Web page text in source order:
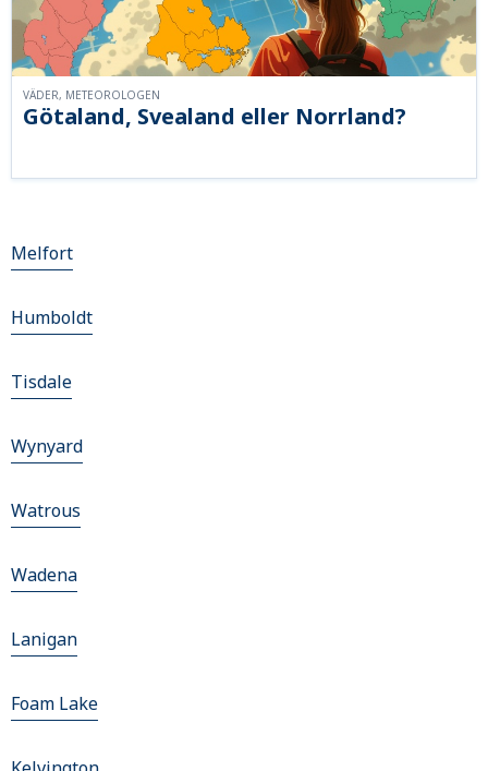
Götaland, Svealand eller Norrland?
VÄDER, METEOROLOGEN
Melfort
Humboldt
Tisdale
Wynyard
Watrous
Wadena
Lanigan
Foam Lake